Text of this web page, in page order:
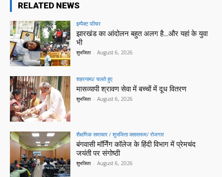
RELATED NEWS
इम्पैक्ट फीचर
झारखंड का आंदोलन बहुत अलग है…और यहां के युवा
भी
शुभजिता - August 6, 2026
शहरनामा/ चलते हुए
मासव्यापी श्रावण सेवा में बच्चों में दूध वितरण
शुभजिता - August 6, 2026
शैक्षणिक समाचार / शुभजिता क्सासरूम/ रोजगार
बंगवासी मॉर्निंग कॉलेज के हिंदी विभाग में प्रेमचंद
जयंती पर संगोष्ठी
शुभजिता - August 6, 2026